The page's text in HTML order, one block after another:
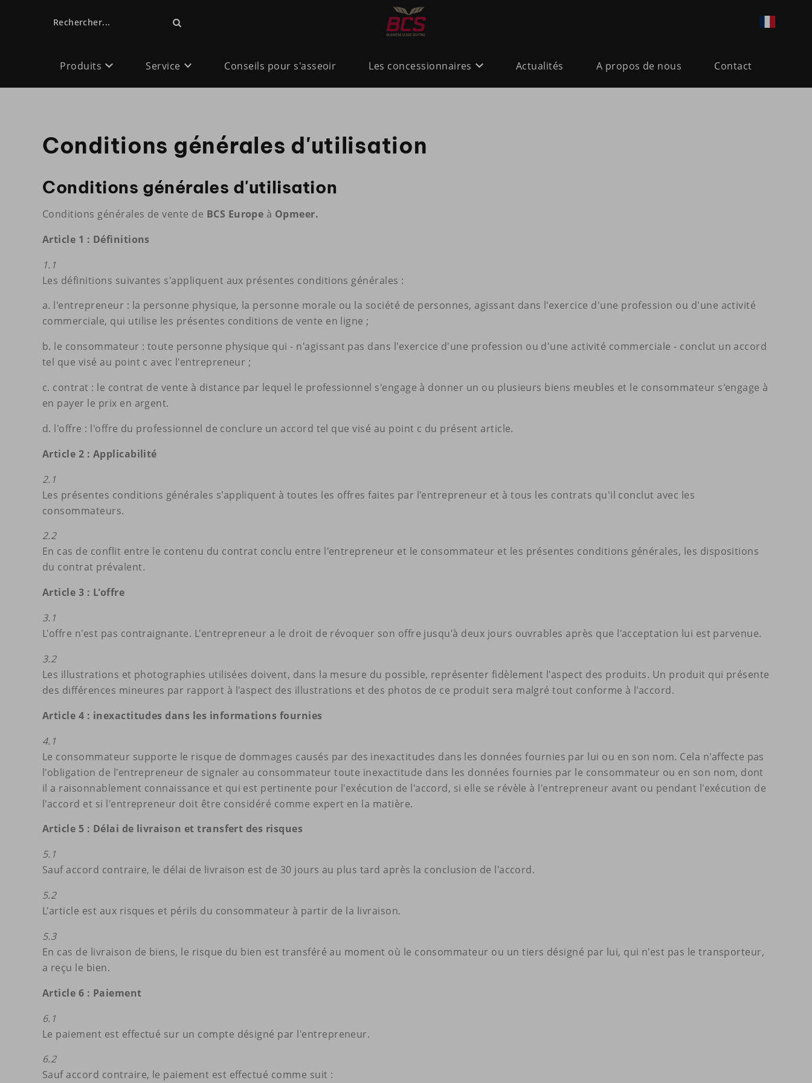
Rechercher...
Produits Service Conseils pour s'asseoir Les concessionnaires Actualités A propos de nous Contact
Conditions générales d'utilisation
Conditions générales d'utilisation
Conditions générales de vente de BCS Europe à Opmeer.
Article 1 : Définitions
1.1
Les définitions suivantes s'appliquent aux présentes conditions générales :
a. l'entrepreneur : la personne physique, la personne morale ou la société de personnes, agissant dans l'exercice d'une profession ou d'une activité
commerciale, qui utilise les présentes conditions de vente en ligne ;
b. le consommateur : toute personne physique qui - n'agissant pas dans l'exercice d'une profession ou d'une activité commerciale - conclut un accord
tel que visé au point c avec l'entrepreneur ;
c. contrat : le contrat de vente à distance par lequel le professionnel s'engage à donner un ou plusieurs biens meubles et le consommateur s'engage à
en payer le prix en argent.
d. l'offre : l'offre du professionnel de conclure un accord tel que visé au point c du présent article.
Article 2 : Applicabilité
2.1
Les présentes conditions générales s'appliquent à toutes les offres faites par l'entrepreneur et à tous les contrats qu'il conclut avec les
consommateurs.
2.2
En cas de conflit entre le contenu du contrat conclu entre l'entrepreneur et le consommateur et les présentes conditions générales, les dispositions
du contrat prévalent.
Article 3 : L'offre
3.1
L'offre n'est pas contraignante. L'entrepreneur a le droit de révoquer son offre jusqu'à deux jours ouvrables après que l'acceptation lui est parvenue.
3.2
Les illustrations et photographies utilisées doivent, dans la mesure du possible, représenter fidèlement l'aspect des produits. Un produit qui présente
des différences mineures par rapport à l'aspect des illustrations et des photos de ce produit sera malgré tout conforme à l'accord.
Article 4 : inexactitudes dans les informations fournies
4.1
Le consommateur supporte le risque de dommages causés par des inexactitudes dans les données fournies par lui ou en son nom. Cela n'affecte pas
l'obligation de l'entrepreneur de signaler au consommateur toute inexactitude dans les données fournies par le consommateur ou en son nom, dont
il a raisonnablement connaissance et qui est pertinente pour l'exécution de l'accord, si elle se révèle à l'entrepreneur avant ou pendant l'exécution de
l'accord et si l'entrepreneur doit être considéré comme expert en la matière.
Article 5 : Délai de livraison et transfert des risques
5.1
Sauf accord contraire, le délai de livraison est de 30 jours au plus tard après la conclusion de l'accord.
5.2
L'article est aux risques et périls du consommateur à partir de la livraison.
5.3
En cas de livraison de biens, le risque du bien est transféré au moment où le consommateur ou un tiers désigné par lui, qui n'est pas le transporteur,
a reçu le bien.
Article 6 : Paiement
6.1
Le paiement est effectué sur un compte désigné par l'entrepreneur.
6.2
Sauf accord contraire, le paiement est effectué comme suit :